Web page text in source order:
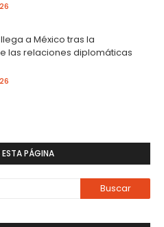
a México tras la
las relaciones diplomáticas
PÁGINA